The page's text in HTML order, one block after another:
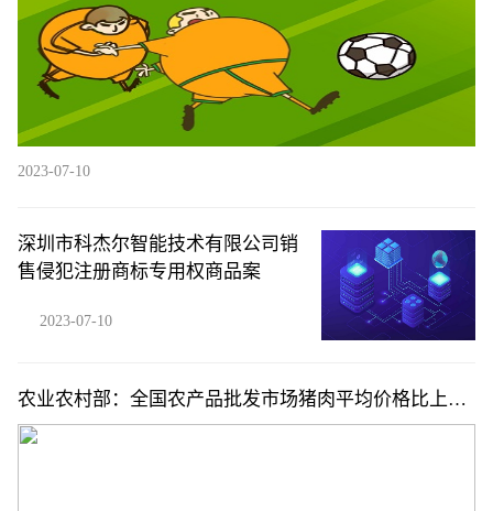
2023-07-10
深圳市科杰尔智能技术有限公司销
售侵犯注册商标专用权商品案
2023-07-10
农业农村部：全国农产品批发市场猪肉平均价格比上周
五上升0.4%